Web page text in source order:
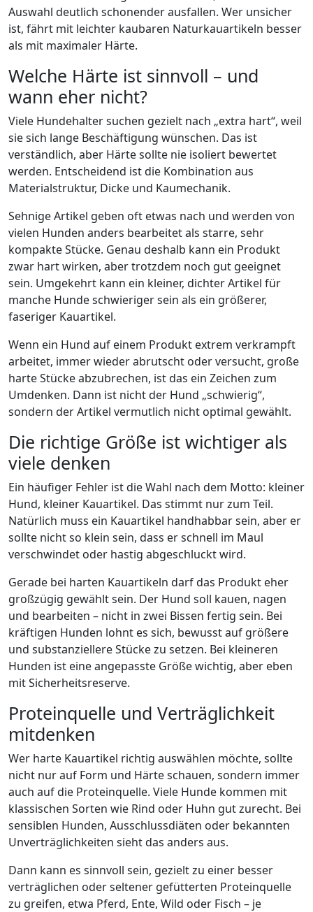
Auswahl deutlich schonender ausfallen. Wer unsicher
ist, fährt mit leichter kaubaren Naturkauartikeln besser
als mit maximaler Härte.
Welche Härte ist sinnvoll – und
wann eher nicht?
Viele Hundehalter suchen gezielt nach „extra hart“, weil
sie sich lange Beschäftigung wünschen. Das ist
verständlich, aber Härte sollte nie isoliert bewertet
werden. Entscheidend ist die Kombination aus
Materialstruktur, Dicke und Kaumechanik.
Sehnige Artikel geben oft etwas nach und werden von
vielen Hunden anders bearbeitet als starre, sehr
kompakte Stücke. Genau deshalb kann ein Produkt
zwar hart wirken, aber trotzdem noch gut geeignet
sein. Umgekehrt kann ein kleiner, dichter Artikel für
manche Hunde schwieriger sein als ein größerer,
faseriger Kauartikel.
Wenn ein Hund auf einem Produkt extrem verkrampft
arbeitet, immer wieder abrutscht oder versucht, große
harte Stücke abzubrechen, ist das ein Zeichen zum
Umdenken. Dann ist nicht der Hund „schwierig“,
sondern der Artikel vermutlich nicht optimal gewählt.
Die richtige Größe ist wichtiger als
viele denken
Ein häufiger Fehler ist die Wahl nach dem Motto: kleiner
Hund, kleiner Kauartikel. Das stimmt nur zum Teil.
Natürlich muss ein Kauartikel handhabbar sein, aber er
sollte nicht so klein sein, dass er schnell im Maul
verschwindet oder hastig abgeschluckt wird.
Gerade bei harten Kauartikeln darf das Produkt eher
großzügig gewählt sein. Der Hund soll kauen, nagen
und bearbeiten – nicht in zwei Bissen fertig sein. Bei
kräftigen Hunden lohnt es sich, bewusst auf größere
und substanziellere Stücke zu setzen. Bei kleineren
Hunden ist eine angepasste Größe wichtig, aber eben
mit Sicherheitsreserve.
Proteinquelle und Verträglichkeit
mitdenken
Wer harte Kauartikel richtig auswählen möchte, sollte
nicht nur auf Form und Härte schauen, sondern immer
auch auf die Proteinquelle. Viele Hunde kommen mit
klassischen Sorten wie Rind oder Huhn gut zurecht. Bei
sensiblen Hunden, Ausschlussdiäten oder bekannten
Unverträglichkeiten sieht das anders aus.
Dann kann es sinnvoll sein, gezielt zu einer besser
verträglichen oder seltener gefütterten Proteinquelle
zu greifen, etwa Pferd, Ente, Wild oder Fisch – je